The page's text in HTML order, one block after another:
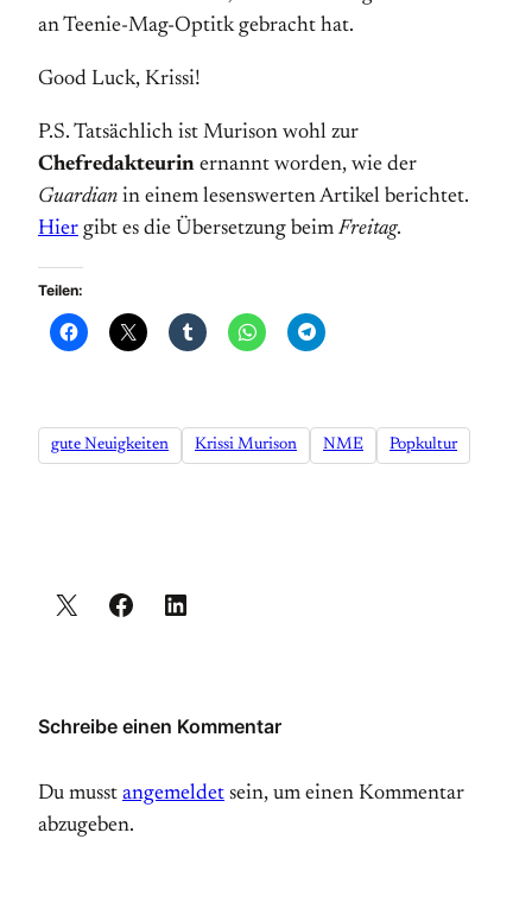
an Teenie-Mag-Optitk gebracht hat.
Good Luck, Krissi!
P.S. Tatsächlich ist Murison wohl zur
Chefredakteurin ernannt worden, wie der
Guardian in einem lesenswerten Artikel berichtet.
Hier gibt es die Übersetzung beim Freitag.
Teilen:
gute Neuigkeiten Krissi Murison NME Popkultur
Schreibe einen Kommentar
Du musst angemeldet sein, um einen Kommentar
abzugeben.